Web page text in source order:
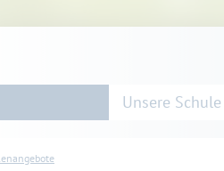
Unsere Schule